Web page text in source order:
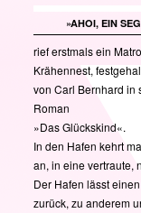
»AHOI, EIN
rief erstmals ein
Krähennest,
von Carl Bernhard in
Roman
»Das Glückskind«.
In den Hafen kehrt
an, in eine vertraute,
Der Hafen lässt
zurück, zu anderem